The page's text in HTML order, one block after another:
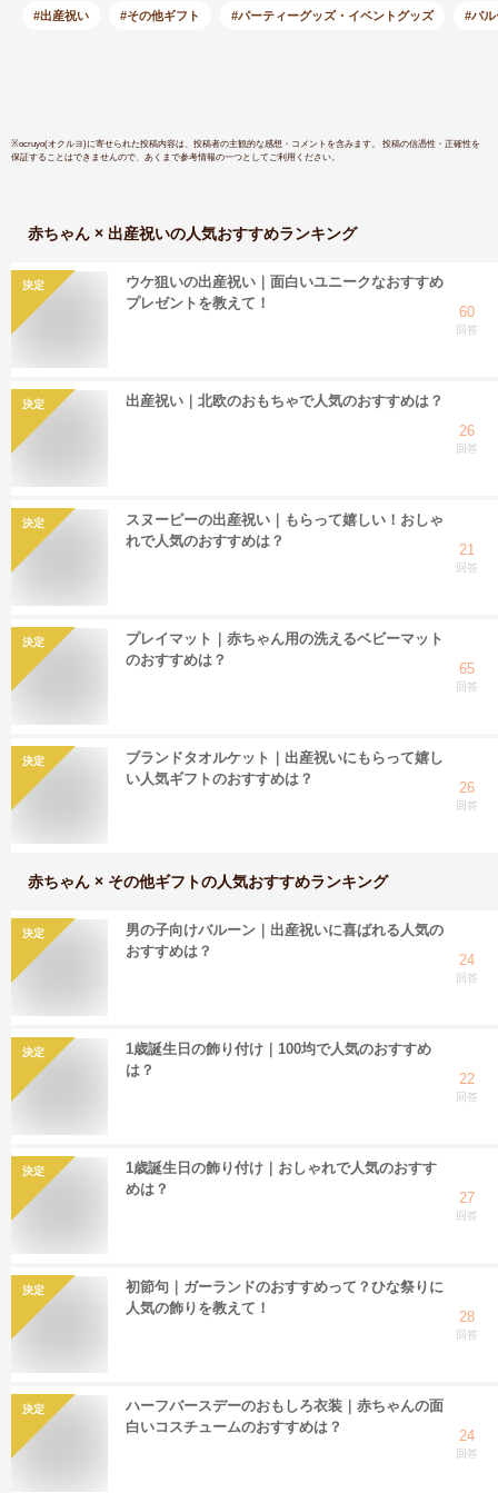
ミニー ピ
#出産祝い #その他ギフト #パーティーグッズ・イベントグッズ #バ
※ocruyo(オクルヨ)に寄せられた投稿内容は、投稿者の主観的な感想・コメントを含みます。 投稿の信憑性・正確性を
保証することはできませんので、あくまで参考情報の一つとしてご利用ください。
赤ちゃん × 出産祝いの人気おすすめランキング
決定
ウケ狙いの出産祝い｜面白いユニークなおすすめ
プレゼントを教えて！
60
回答
決定
出産祝い｜北欧のおもちゃで人気のおすすめは？
26
回答
決定
スヌーピーの出産祝い｜もらって嬉しい！おしゃ
れで人気のおすすめは？
21
回答
決定
プレイマット｜赤ちゃん用の洗えるベビーマット
のおすすめは？
65
回答
決定
ブランドタオルケット｜出産祝いにもらって嬉し
い人気ギフトのおすすめは？
26
回答
赤ちゃん × その他ギフトの人気おすすめランキング
決定
男の子向けバルーン｜出産祝いに喜ばれる人気の
おすすめは？
24
回答
決定
1歳誕生日の飾り付け｜100均で人気のおすすめ
は？
22
回答
決定
1歳誕生日の飾り付け｜おしゃれで人気のおすす
めは？
27
回答
決定
初節句｜ガーランドのおすすめって？ひな祭りに
人気の飾りを教えて！
28
回答
決定
ハーフバースデーのおもしろ衣装｜赤ちゃんの面
白いコスチュームのおすすめは？
24
回答